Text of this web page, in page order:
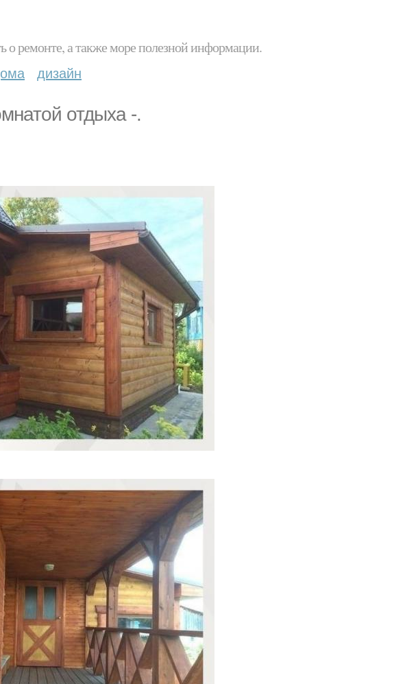
о ремонте, а также море полезной информации.
дизайн
отдыха -.